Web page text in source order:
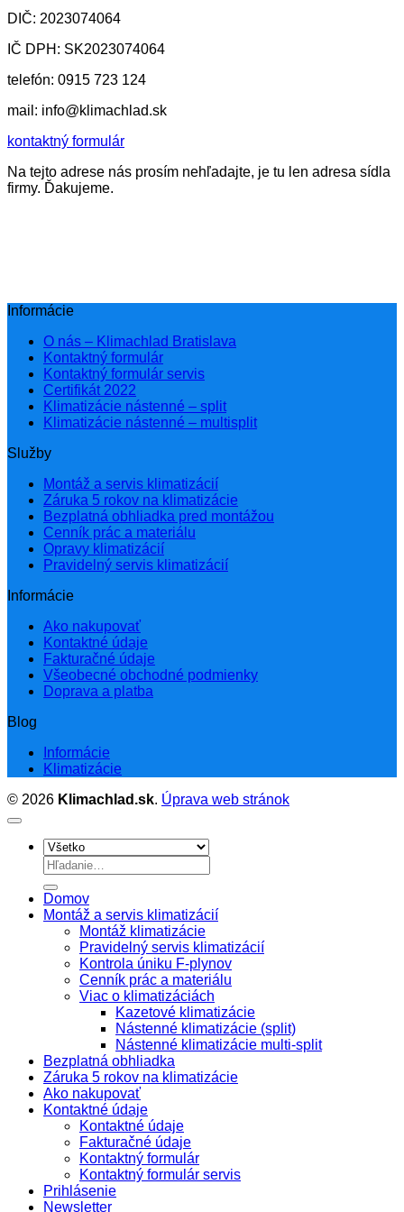
DIČ: 2023074064
IČ DPH: SK2023074064
telefón: 0915 723 124
mail: info@klimachlad.sk
kontaktný formulár
Na tejto adrese nás prosím nehľadajte, je tu len adresa sídla
firmy. Ďakujeme.
Informácie
O nás – Klimachlad Bratislava
Kontaktný formulár
Kontaktný formulár servis
Certifikát 2022
Klimatizácie nástenné – split
Klimatizácie nástenné – multisplit
Služby
Montáž a servis klimatizácií
Záruka 5 rokov na klimatizácie
Bezplatná obhliadka pred montážou
Cenník prác a materiálu
Opravy klimatizácií
Pravidelný servis klimatizácií
Informácie
Ako nakupovať
Kontaktné údaje
Fakturačné údaje
Všeobecné obchodné podmienky
Doprava a platba
Blog
Informácie
Klimatizácie
© 2026 Klimachlad.sk. Úprava web stránok
Hľadať:
Domov
Montáž a servis klimatizácií
Montáž klimatizácie
Pravidelný servis klimatizácií
Kontrola úniku F-plynov
Cenník prác a materiálu
Viac o klimatizáciách
Kazetové klimatizácie
Nástenné klimatizácie (split)
Nástenné klimatizácie multi-split
Bezplatná obhliadka
Záruka 5 rokov na klimatizácie
Ako nakupovať
Kontaktné údaje
Kontaktné údaje
Fakturačné údaje
Kontaktný formulár
Kontaktný formulár servis
Prihlásenie
Newsletter